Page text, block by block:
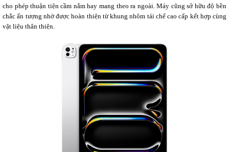
cho phép thuận tiện cầm nắm hay mang theo ra ngoài. Máy cũng sở hữu độ bền
chắc ấn tượng nhờ được hoàn thiện từ khung nhôm tái chế cao cấp kết hợp cùng
vật liệu thân thiện.